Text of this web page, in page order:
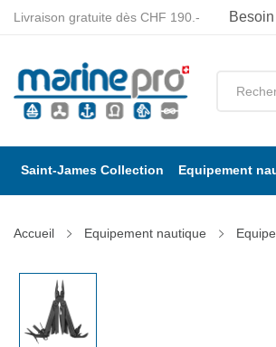
Livraison gratuite dès CHF 190.-
Saint-James Collection Equipement
Accueil Equipement nautique